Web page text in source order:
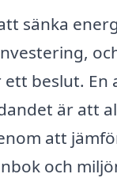
sänka
beslut. En
är att
att
och